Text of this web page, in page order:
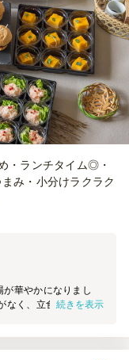
所は何十年も前から存
る場所ですが、注文
した。当日も配達業
数をおかけしてしま
だったため、人数分
めにオプションを追加
感じました。以前、都
の店舗もあったため、
う少し利用しやすい金
じました。 【雰囲
ブルに並べるだけで
ーティの雰囲気を一気
ました。 【コス
パフォーマンスが
ると、価格以上の価
ると感じました。
・ランチタイム◎・
み・小分けラクラク
華やかになりまし
なく、立食形式でも
ます。
続きを表示